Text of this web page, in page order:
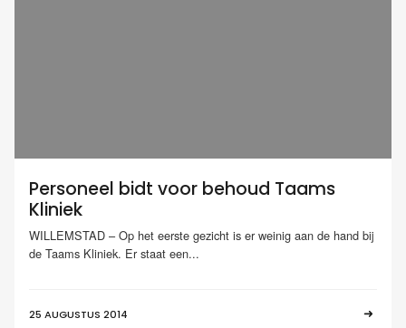
Personeel bidt voor behoud Taams
Kliniek
WILLEMSTAD – Op het eerste gezicht is er weinig aan de hand bij
de Taams Kliniek. Er staat een...
25 AUGUSTUS 2014